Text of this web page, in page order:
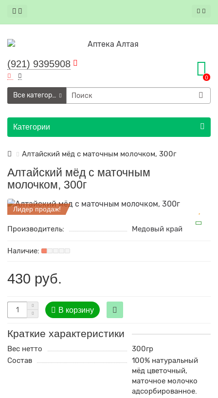
(921) 9395908
0
Все категории
Категории
Алтайский мёд с маточным молочком, 300г
Алтайский мёд с маточным
молочком, 300г
Лидер продаж!
Производитель: Медовый край
430 руб.
В корзину
Краткие характеристики
Вес нетто
300гр
Состав
100% натуральный
мёд цветочный,
маточное молочко
адсорбированное.